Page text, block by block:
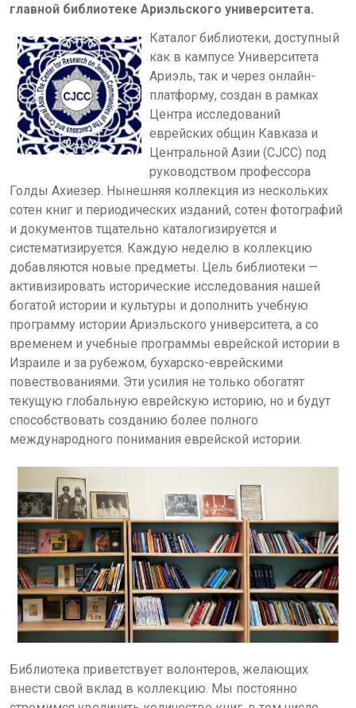
главной библиотеке Ариэльского университета.
Каталог библиотеки, доступный
как в кампусе Университета
Ариэль, так и через онлайн-
платформу, создан в рамках
Центра исследований
еврейских общин Кавказа и
Центральной Азии (CJCC) под
руководством профессора
Голды Ахиезер. Нынешняя коллекция из нескольких
сотен книг и периодических изданий, сотен фотографий
и документов тщательно каталогизируется и
систематизируется. Каждую неделю в коллекцию
добавляются новые предметы. Цель библиотеки —
активизировать исторические исследования нашей
богатой истории и культуры и дополнить учебную
программу истории Ариэльского университета, а со
временем и учебные программы еврейской истории в
Израиле и за рубежом, бухарско-еврейскими
повествованиями. Эти усилия не только обогатят
текущую глобальную еврейскую историю, но и будут
способствовать созданию более полного
международного понимания еврейской истории.
Библиотека приветствует волонтеров, желающих
внести свой вклад в коллекцию. Мы постоянно